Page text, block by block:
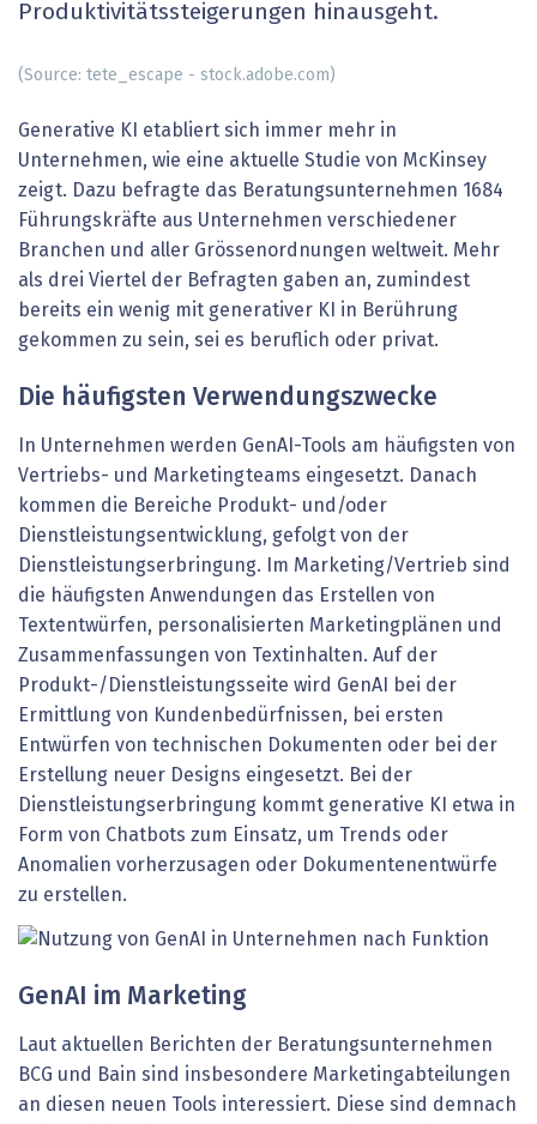
Produktivitäts­steigerungen hinausgeht.
(Source: tete_escape - stock.adobe.com)
Generative KI etabliert sich immer mehr in
Unternehmen, wie eine aktuelle Studie von McKinsey
zeigt. Dazu befragte das Beratungsunternehmen 1684
Führungskräfte aus Unternehmen verschiedener
Branchen und aller Grössenordnungen weltweit. Mehr
als drei Viertel der Befragten gaben an, zumindest
bereits ein wenig mit generativer KI in Berührung
gekommen zu sein, sei es beruflich oder privat.
Die häufigsten Verwendungszwecke
In Unternehmen werden GenAI-Tools am häufigsten von
Vertriebs- und Marketingteams eingesetzt. Danach
kommen die Bereiche Produkt- und/oder
Dienstleistungsentwicklung, gefolgt von der
Dienstleistungserbringung. Im Marketing/Vertrieb sind
die häufigsten Anwendungen das Erstellen von
Textentwürfen, personalisierten Marketingplänen und
Zusammenfassungen von Textinhalten. Auf der
Produkt-/Dienstleistungsseite wird GenAI bei der
Ermittlung von Kundenbedürfnissen, bei ersten
Entwürfen von technischen Dokumenten oder bei der
Erstellung neuer Designs eingesetzt. Bei der
Dienstleistungserbringung kommt generative KI etwa in
Form von Chatbots zum Einsatz, um Trends oder
Anomalien vorherzusagen oder Dokumentenentwürfe
zu erstellen.
GenAI im Marketing
Laut aktuellen Berichten der Beratungsunternehmen
BCG und Bain sind insbesondere Marketingabteilungen
an diesen neuen Tools interessiert. Diese sind demnach